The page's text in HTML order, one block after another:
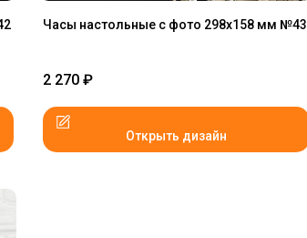
Часы настольные с фото 298х158 мм №43
2 270 ₽
Открыть дизайн